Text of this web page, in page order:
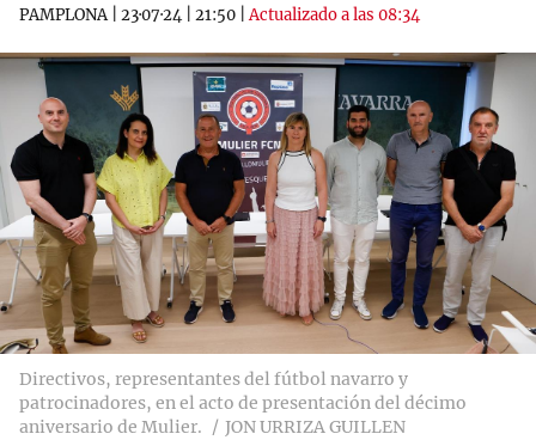
PAMPLONA| 23·07·24 21:50 |Actualizado a las 08:34
Directivos, representantes del fútbol navarro y
patrocinadores, en el acto de presentación del décimo
aniversario de Mulier.
JON URRIZA GUILLEN